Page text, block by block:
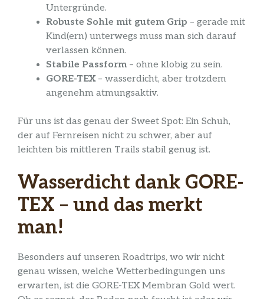
Untergründe.
Robuste Sohle mit gutem Grip – gerade mit
Kind(ern) unterwegs muss man sich darauf
verlassen können.
Stabile Passform– ohne klobig zu sein.
GORE-TEX– wasserdicht, aber trotzdem
angenehm atmungsaktiv.
Für uns ist das genau der Sweet Spot: Ein Schuh,
der auf Fernreisen nicht zu schwer, aber auf
leichten bis mittleren Trails stabil genug ist.
Wasserdicht dank GORE-
TEX – und das merkt
man!
Besonders auf unseren Roadtrips, wo wir nicht
genau wissen, welche Wetterbedingungen uns
erwarten, ist die GORE-TEX Membran Gold wert.